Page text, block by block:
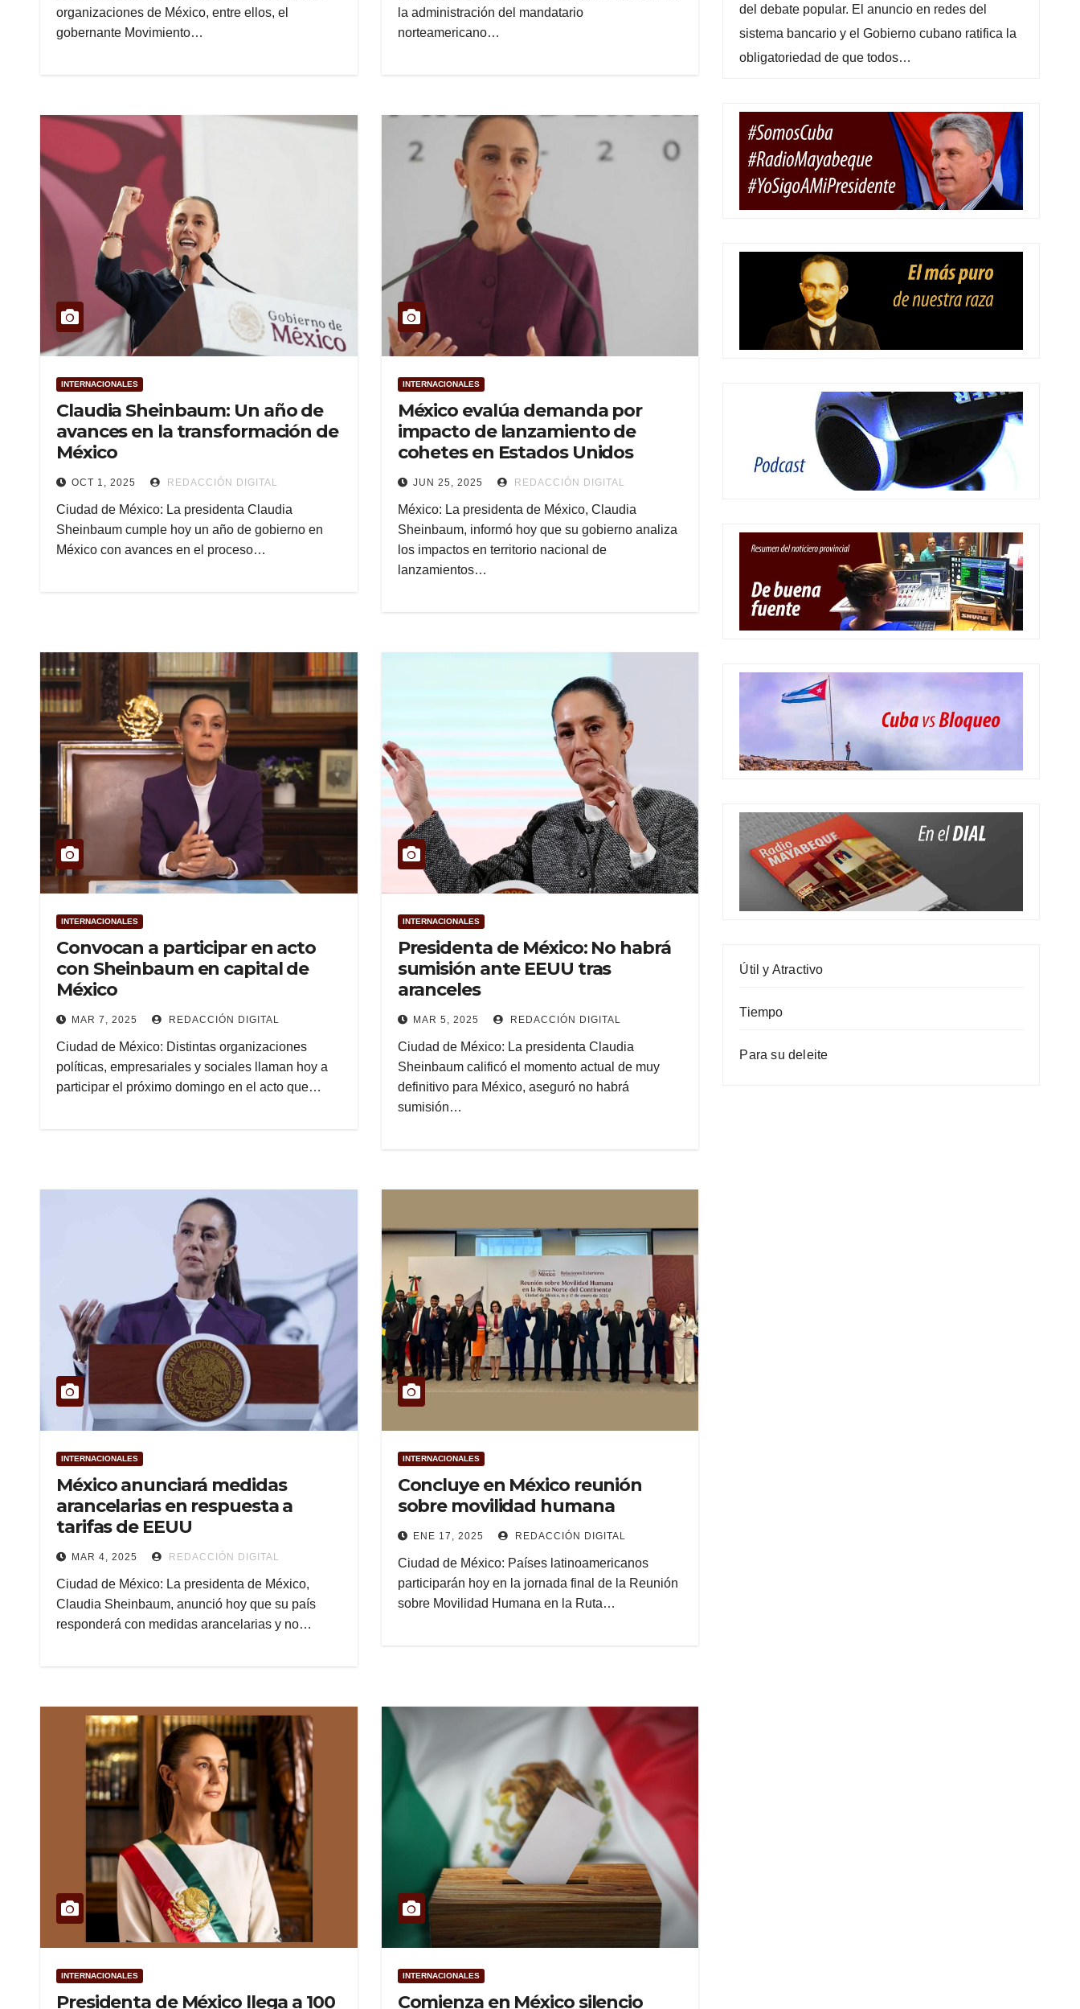
organizaciones de México, entre ellos, el
gobernante Movimiento…
la administración del mandatario
norteamericano…
INTERNACIONALES
Claudia Sheinbaum: Un año de
avances en la transformación de
México
OCT 1, 2025 REDACCIÓN DIGITAL
Ciudad de México: La presidenta Claudia
Sheinbaum cumple hoy un año de gobierno en
México con avances en el proceso…
INTERNACIONALES
México evalúa demanda por
impacto de lanzamiento de
cohetes en Estados Unidos
JUN 25, 2025 REDACCIÓN DIGITAL
México: La presidenta de México, Claudia
Sheinbaum, informó hoy que su gobierno analiza
los impactos en territorio nacional de
lanzamientos…
INTERNACIONALES
Convocan a participar en acto
con Sheinbaum en capital de
México
MAR 7, 2025 REDACCIÓN DIGITAL
Ciudad de México: Distintas organizaciones
políticas, empresariales y sociales llaman hoy a
participar el próximo domingo en el acto que…
INTERNACIONALES
Presidenta de México: No habrá
sumisión ante EEUU tras
aranceles
MAR 5, 2025 REDACCIÓN DIGITAL
Ciudad de México: La presidenta Claudia
Sheinbaum calificó el momento actual de muy
definitivo para México, aseguró no habrá
sumisión…
INTERNACIONALES
México anunciará medidas
arancelarias en respuesta a
tarifas de EEUU
MAR 4, 2025 REDACCIÓN DIGITAL
Ciudad de México: La presidenta de México,
Claudia Sheinbaum, anunció hoy que su país
responderá con medidas arancelarias y no…
INTERNACIONALES
Concluye en México reunión
sobre movilidad humana
ENE 17, 2025 REDACCIÓN DIGITAL
Ciudad de México: Países latinoamericanos
participarán hoy en la jornada final de la Reunión
sobre Movilidad Humana en la Ruta…
INTERNACIONALES
Presidenta de México llega a 100
INTERNACIONALES
Comienza en México silencio
del debate popular. El anuncio en redes del
sistema bancario y el Gobierno cubano ratifica la
obligatoriedad de que todos…
Útil y Atractivo
Tiempo
Para su deleite